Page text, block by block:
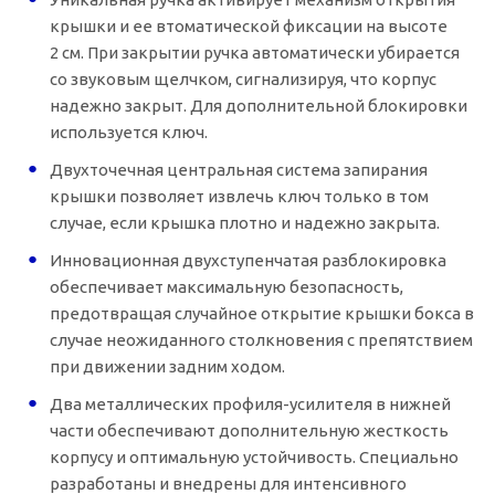
крышки и ее втоматической фиксации на высоте
2 см. При закрытии ручка автоматически убирается
со звуковым щелчком, сигнализируя, что корпус
надежно закрыт. Для дополнительной блокировки
используется ключ.
Двухточечная центральная система запирания
крышки позволяет извлечь ключ только в том
случае, если крышка плотно и надежно закрыта.
Инновационная двухступенчатая разблокировка
обеспечивает максимальную безопасность,
предотвращая случайное открытие крышки бокса в
случае неожиданного столкновения с препятствием
при движении задним ходом.
Два металлических профиля-усилителя в нижней
части обеспечивают дополнительную жесткость
корпусу и оптимальную устойчивость. Специально
разработаны и внедрены для интенсивного